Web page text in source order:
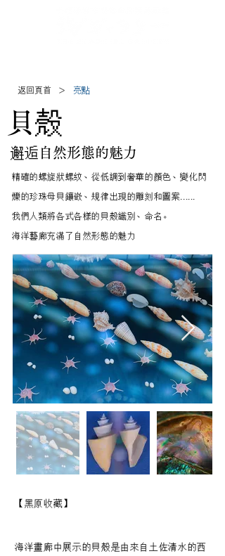
返回頁首 > 亮點
貝殼
邂逅自然形態的魅力
精確的螺旋狀螺紋、從低調到奢華的顏色、變化閃
爍的珍珠母貝鑲嵌、規律出現的雕刻和圖案......
我們人類將各式各樣的貝殼識別、命名。
海洋藝廊充滿了自然形態的魅力
【黑原收藏】
海洋畫廊中展示的貝殼是由來自土佐清水的西